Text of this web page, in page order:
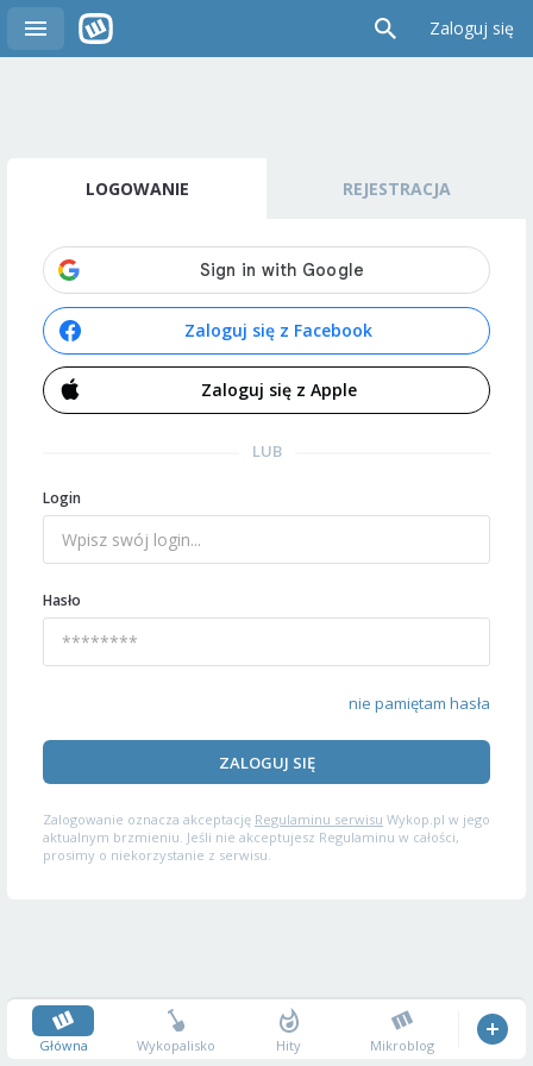
Zaloguj się
LOGOWANIE REJESTRACJA
Zaloguj się z Facebook
Zaloguj się z Apple
LUB
Login
Hasło
nie pamiętam hasła
ZALOGUJ SIĘ
Zalogowanie oznacza akceptację Regulaminu serwisu Wykop.pl w jego
aktualnym brzmieniu. Jeśli nie akceptujesz Regulaminu w całości,
prosimy o niekorzystanie z serwisu.
Główna Wykopalisko Hity Mikroblog